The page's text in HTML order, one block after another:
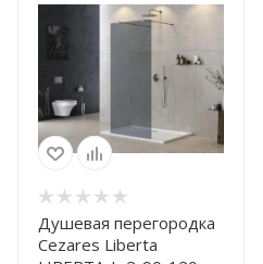
Душевая перегородка
Cezares Liberta